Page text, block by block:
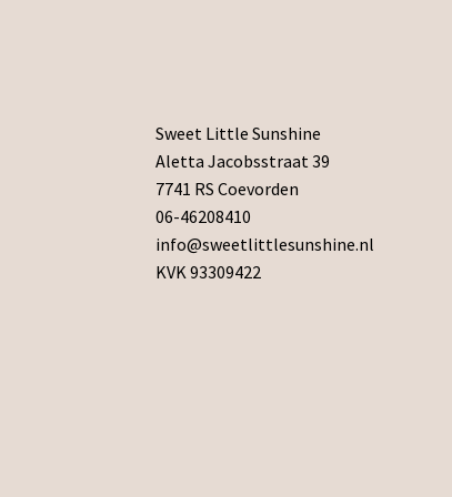
Sweet Little Sunshine
Aletta Jacobsstraat 39
7741 RS Coevorden
06-46208410
info@sweetlittlesunshine.nl
KVK 93309422